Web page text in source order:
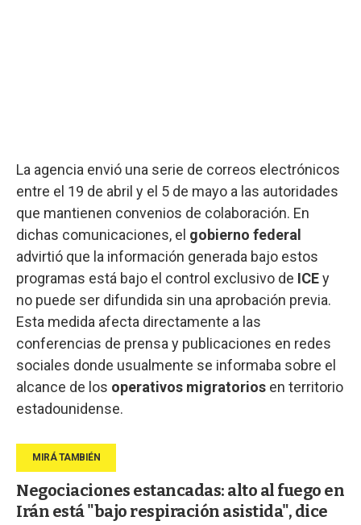
La agencia envió una serie de correos electrónicos
entre el 19 de abril y el 5 de mayo a las autoridades
que mantienen convenios de colaboración. En
dichas comunicaciones, el gobierno federal
advirtió que la información generada bajo estos
programas está bajo el control exclusivo de ICEy
no puede ser difundida sin una aprobación previa.
Esta medida afecta directamente a las
conferencias de prensa y publicaciones en redes
sociales donde usualmente se informaba sobre el
alcance de los operativos migratorios en territorio
estadounidense.
Negociaciones estancadas: alto al fuego en
Irán está "bajo respiración asistida", dice